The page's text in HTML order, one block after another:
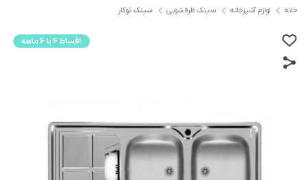
خانه لوازم آشپزخانه سینک ظرفشویی سینک توکار